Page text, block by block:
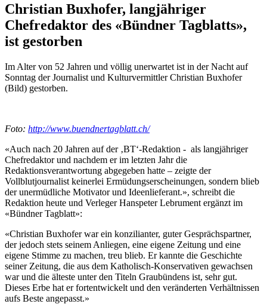
Christian Buxhofer, langjähriger
Chefredaktor des «Bündner Tagblatts»,
ist gestorben
Im Alter von 52 Jahren und völlig unerwartet ist in der Nacht auf
Sonntag der Journalist und Kulturvermittler Christian Buxhofer
(Bild) gestorben.
Foto: http://www.buendnertagblatt.ch/
«Auch nach 20 Jahren auf der ‚BT‘-Redaktion - als langjähriger
Chefredaktor und nachdem er im letzten Jahr die
Redaktionsverantwortung abgegeben hatte – zeigte der
Vollblutjournalist keinerlei Ermüdungserscheinungen, sondern blieb
der unermüdliche Motivator und Ideenlieferant.», schreibt die
Redaktion heute und Verleger Hanspeter Lebrument ergänzt im
«Bündner Tagblatt»:
«Christian Buxhofer war ein konzilianter, guter Gesprächspartner,
der jedoch stets seinem Anliegen, eine eigene Zeitung und eine
eigene Stimme zu machen, treu blieb. Er kannte die Geschichte
seiner Zeitung, die aus dem Katholisch-Konservativen gewachsen
war und die älteste unter den Titeln Graubündens ist, sehr gut.
Dieses Erbe hat er fortentwickelt und den veränderten Verhältnissen
aufs Beste angepasst.»